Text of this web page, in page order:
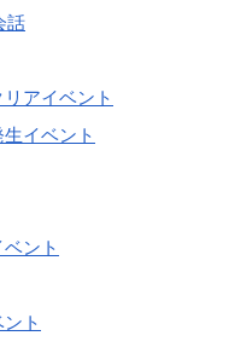
話
アイベント
イベント
ント
ト